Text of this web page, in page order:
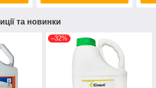
та новинки
–32%